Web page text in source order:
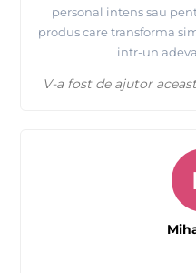
personal intens sau
produs care transforma
intr-un
V-a fost de ajutor